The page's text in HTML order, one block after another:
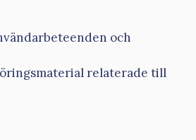
och
relaterade till